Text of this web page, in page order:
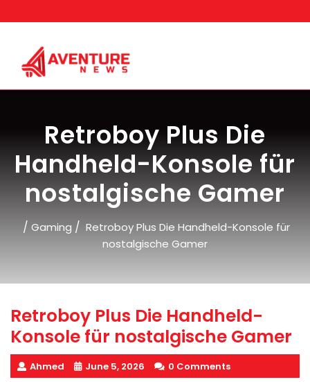
to
Retroboy Plus Die
Handheld-Konsole für
nostalgische Gamer
/ Gaming / Retroboy Plus Die Handheld-Konsole für
nostalgische Gamer
Retroboy Plus Die Handheld-
Konsole für nostalgische Gamer
Ahmed June 5, 2026 0 Comments